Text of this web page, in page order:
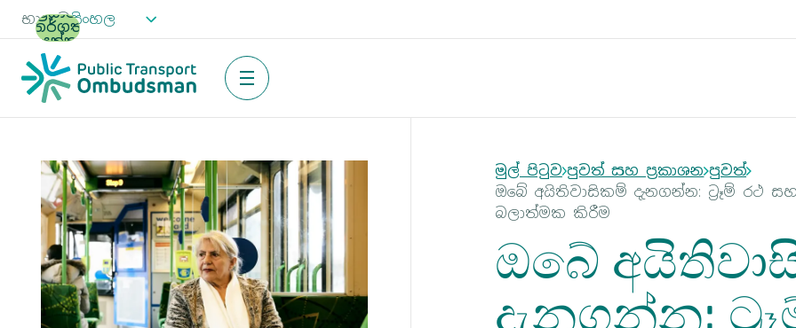
ප්‍රධාන
අන්තර්ගතයට
යන්න
භාෂාව
මෙනුව
මුල් පිටුව පුවත් සහ ප්‍රකාශන පුවත්
ඔබේ අයිතිවාසිකම් දැනගන්න: ට්‍රෑම් රථ
බලාත්මක කිරීම
ඔබේ
දැනගන්න: